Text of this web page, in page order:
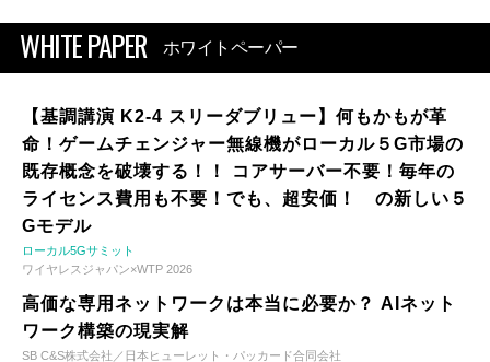
WHITE PAPER ホワイトペーパー
【基調講演 K2-4 スリーダブリュー】何もかもが革
命！ゲームチェンジャー無線機がローカル５G市場の
既存概念を破壊する！！ コアサーバー不要！毎年の
ライセンス費用も不要！でも、超安価！ の新しい５
Gモデル
ローカル5Gサミット
ワイヤレスジャパン×WTP 2026
高価な専用ネットワークは本当に必要か？ AIネット
ワーク構築の現実解
SB C&S株式会社／日本ヒューレット・パッカード合同会社